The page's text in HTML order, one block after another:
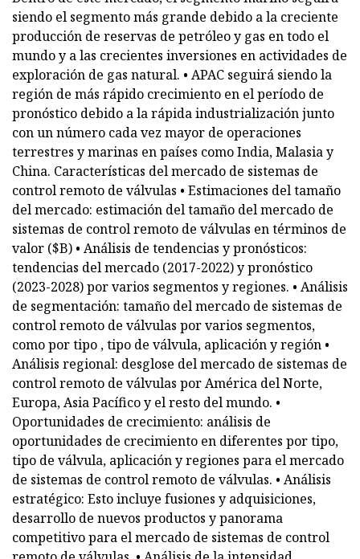
siendo el segmento más grande debido a la creciente
producción de reservas de petróleo y gas en todo el
mundo y a las crecientes inversiones en actividades de
exploración de gas natural. • APAC seguirá siendo la
región de más rápido crecimiento en el período de
pronóstico debido a la rápida industrialización junto
con un número cada vez mayor de operaciones
terrestres y marinas en países como India, Malasia y
China. Características del mercado de sistemas de
control remoto de válvulas • Estimaciones del tamaño
del mercado: estimación del tamaño del mercado de
sistemas de control remoto de válvulas en términos de
valor ($B) • Análisis de tendencias y pronósticos:
tendencias del mercado (2017-2022) y pronóstico
(2023-2028) por varios segmentos y regiones. • Análisis
de segmentación: tamaño del mercado de sistemas de
control remoto de válvulas por varios segmentos,
como por tipo , tipo de válvula, aplicación y región •
Análisis regional: desglose del mercado de sistemas de
control remoto de válvulas por América del Norte,
Europa, Asia Pacífico y el resto del mundo. •
Oportunidades de crecimiento: análisis de
oportunidades de crecimiento en diferentes por tipo,
tipo de válvula, aplicación y regiones para el mercado
de sistemas de control remoto de válvulas. • Análisis
estratégico: Esto incluye fusiones y adquisiciones,
desarrollo de nuevos productos y panorama
competitivo para el mercado de sistemas de control